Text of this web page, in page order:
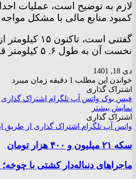
کمبود منابع مالی با مشکل
نخست آن به طول ۶. ۵ کیلومتر قرار است در آینده نزدیک گشایش یابد.
دی 18, 1401
خواندن این مطلب 1 دقیقه زمان میبرد
اشتراک گذاری
فیس بوک واتس آپ تلگرام اشتراک
نمایش بیشتر
اشتراک گذاری
واتس آپ تلگرام اشتراک گذاری از طریق
سکه ۲۱ میلیون و ۴۰۰ هزار تومان
ماجراهای دنباله‌دار کشتی با